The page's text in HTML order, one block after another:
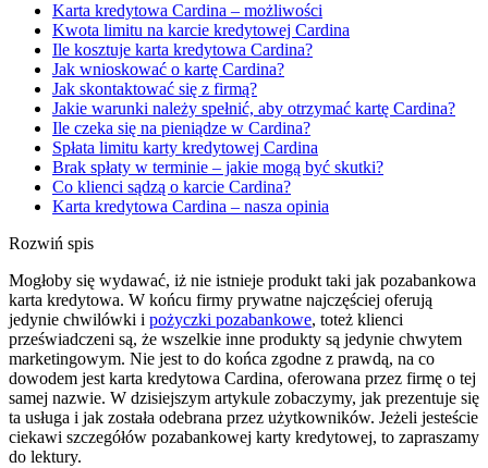
Karta kredytowa Cardina – możliwości
Kwota limitu na karcie kredytowej Cardina
Ile kosztuje karta kredytowa Cardina?
Jak wnioskować o kartę Cardina?
Jak skontaktować się z firmą?
Jakie warunki należy spełnić, aby otrzymać kartę Cardina?
Ile czeka się na pieniądze w Cardina?
Spłata limitu karty kredytowej Cardina
Brak spłaty w terminie – jakie mogą być skutki?
Co klienci sądzą o karcie Cardina?
Karta kredytowa Cardina – nasza opinia
Rozwiń spis
Mogłoby się wydawać, iż nie istnieje produkt taki jak pozabankowa
karta kredytowa. W końcu firmy prywatne najczęściej oferują
jedynie chwilówki i pożyczki pozabankowe, toteż klienci
przeświadczeni są, że wszelkie inne produkty są jedynie chwytem
marketingowym. Nie jest to do końca zgodne z prawdą, na co
dowodem jest karta kredytowa Cardina, oferowana przez firmę o tej
samej nazwie. W dzisiejszym artykule zobaczymy, jak prezentuje się
ta usługa i jak została odebrana przez użytkowników. Jeżeli jesteście
ciekawi szczegółów pozabankowej karty kredytowej, to zapraszamy
do lektury.